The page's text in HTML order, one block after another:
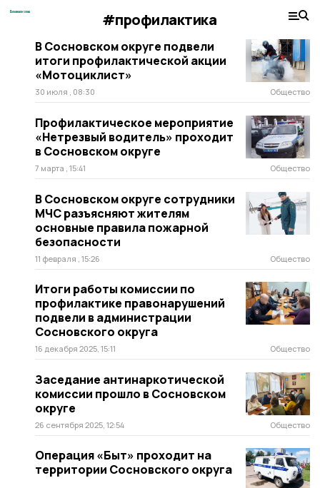
#профилактика
В Сосновском округе подвели
итоги профилактической акции
«Мотоциклист»
30 июля , 08:30 Общество
Профилактическое мероприятие
«Нетрезвый водитель» проходит
в Сосновском округе
7 марта , 15:41 Общество
В Сосновском округе сотрудники
МЧС разъясняют жителям
основные правила пожарной
безопасности
11 февраля , 15:26 Общество
Итоги работы комиссии по
профилактике правонарушений
подвели в администрации
Сосновского округа
16 декабря 2025, 15:11 Общество
Заседание антинаркотической
комиссии прошло в Сосновском
округе
26 сентября 2025, 12:54 Общество
Операция «Быт» проходит на
территории Сосновского округа